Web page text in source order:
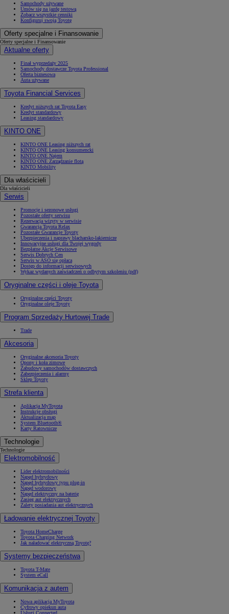
Samochody używane
Umów się na jazdę testową
Zobacz wszystkie cenniki
Konfiguruj swoją Toyotę
Oferty specjalne i Finansowanie
Oferty specjalne i Finansowanie
Aktualne oferty
Finał wyprzedaży 2025
Samochody dostawcze Toyota Professional
Oferta biznesowa
Auta używane
Toyota Financial Services
Kredyt niższych rat Toyota Easy
Kredyt standardowy
Leasing standardowy
KINTO ONE
KINTO ONE Leasing niższych rat
KINTO ONE Leasing konsumencki
KINTO ONE Najem
KINTO ONE Zarządzanie flotą
KINTO Mobility
Dla właścicieli
Dla właścicieli
Serwis
Promocje i sezonowe usługi
Pozostałe oferty serwisu
Rezerwacja wizyty w serwisie
Gwarancja Toyota Relax
Pozostałe Gwarancje Toyoty
Ubezpieczenia i naprawy blacharsko-lakiernicze
Innowacyjne usługi dla Twojej wygody
Bezpłatne Akcje Serwisowe
Serwis Dobrych Cen
Serwis w ASO się opłaca
Dostęp do informacji serwisowych
Wykaz wydanych zaświadczeń o odbytym szkoleniu (pdf)
Oryginalne części i oleje Toyota
Oryginalne części Toyoty
Oryginalne oleje Toyoty
Program Sprzedaży Hurtowej Trade
Trade
Akcesoria
Oryginalne akcesoria Toyoty
Opony i koła zimowe
Zabudowy samochodów dostawczych
Zabezpieczenia i alarmy
Sklep Toyoty
Strefa klienta
Aplikacja MyToyota
Instrukcje obsługi
Aktualizacja map
System Bluetooth®
Karty Ratownicze
Technologie
Technologie
Elektromobilność
Lider elektromobilności
Napęd hybrydowy
Napęd hybrydowy typu plug-in
Napęd wodorowy
Napęd elektryczny na baterię
Zasięg aut elektrycznych
Zalety posiadania aut elektrycznych
Ładowanie elektrycznej Toyoty
Toyota HomeCharge
Toyota Charging Network
Jak naładować elektryczną Toyotę?
Systemy bezpieczeństwa
Toyota T-Mate
System eCall
Komunikacja z autem
Nowa aplikacja MyToyota
Cyfrowy opiekun auta
Usługi Connected